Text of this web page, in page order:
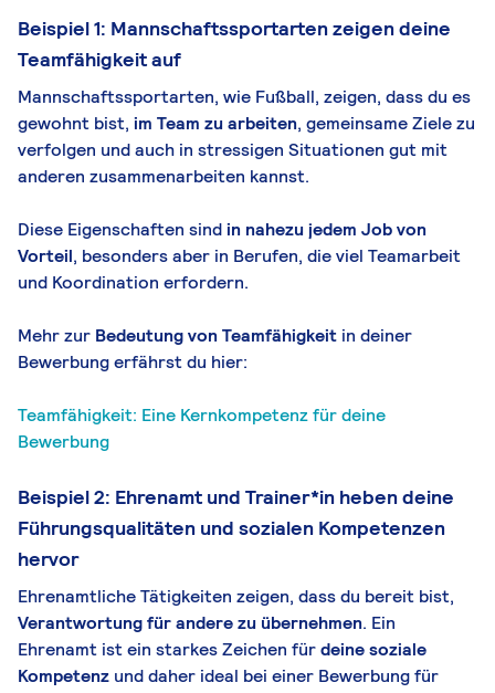
Beispiel 1: Mannschaftssportarten zeigen deine
Teamfähigkeit auf
Mannschaftssportarten, wie Fußball, zeigen, dass du es
gewohnt bist, im Team zu arbeiten, gemeinsame Ziele zu
verfolgen und auch in stressigen Situationen gut mit
anderen zusammenarbeiten kannst.
Diese Eigenschaften sindin nahezu jedem Job von
Vorteil, besonders aber in Berufen, die viel Teamarbeit
und Koordination erfordern.
Mehr zur Bedeutung von Teamfähigkeit in deiner
Bewerbung erfährst du hier:
Teamfähigkeit: Eine Kernkompetenz für deine
Bewerbung
Beispiel 2: Ehrenamt und Trainer*in heben deine
Führungsqualitäten und sozialen Kompetenzen
hervor
Ehrenamtliche Tätigkeiten zeigen, dass du bereit bist,
Verantwortung für andere zu übernehmen. Ein
Ehrenamt ist ein starkes Zeichen fürdeine soziale
Kompetenz und daher ideal bei einer Bewerbung für